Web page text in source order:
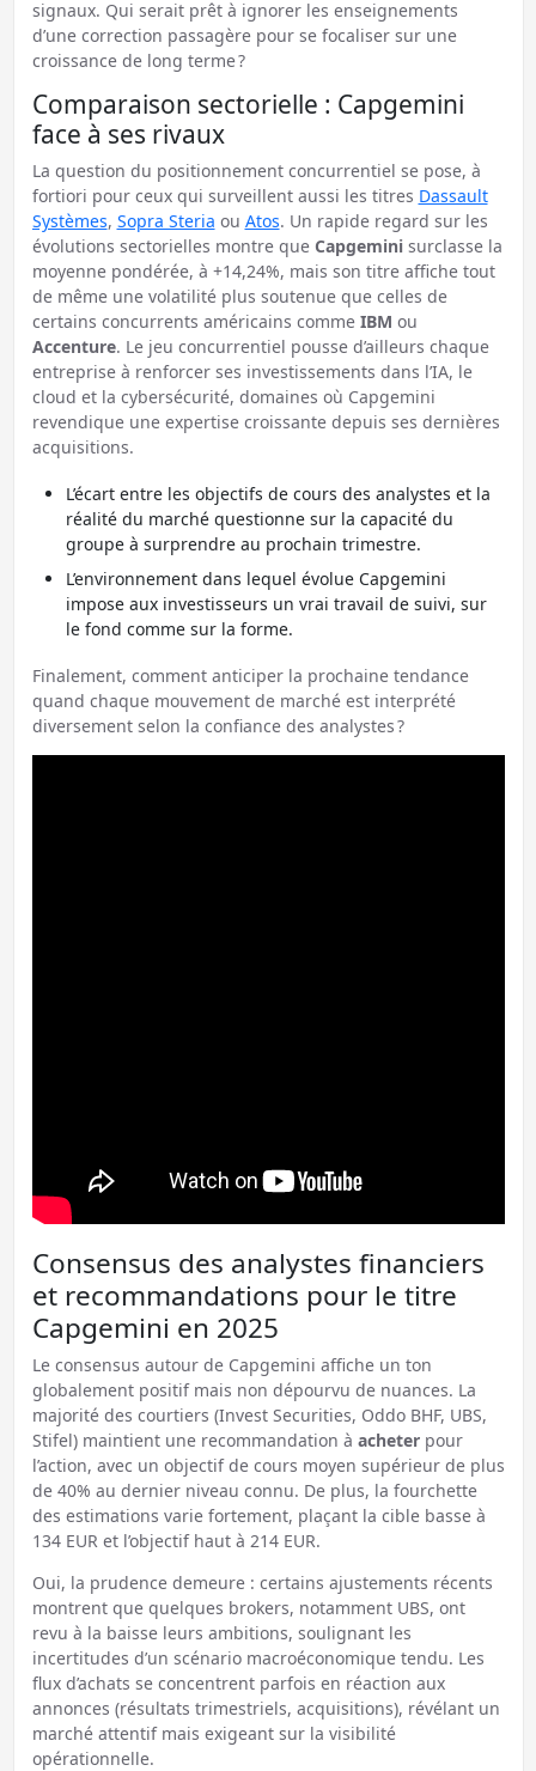
signaux. Qui serait prêt à ignorer les enseignements
d’une correction passagère pour se focaliser sur une
croissance de long terme ?
Comparaison sectorielle : Capgemini
face à ses rivaux
La question du positionnement concurrentiel se pose, à
fortiori pour ceux qui surveillent aussi les titres Dassault
Systèmes, Sopra Steria ou Atos. Un rapide regard sur les
évolutions sectorielles montre que Capgeminisurclasse la
moyenne pondérée, à +14,24%, mais son titre affiche tout
de même une volatilité plus soutenue que celles de
certains concurrents américains comme IBM ou
Accenture. Le jeu concurrentiel pousse d’ailleurs chaque
entreprise à renforcer ses investissements dans l’IA, le
cloud et la cybersécurité, domaines où Capgemini
revendique une expertise croissante depuis ses dernières
acquisitions.
L’écart entre les objectifs de cours des analystes et la
réalité du marché questionne sur la capacité du
groupe à surprendre au prochain trimestre.
L’environnement dans lequel évolue Capgemini
impose aux investisseurs un vrai travail de suivi, sur
le fond comme sur la forme.
Finalement, comment anticiper la prochaine tendance
quand chaque mouvement de marché est interprété
diversement selon la confiance des analystes ?
Consensus des analystes financiers
et recommandations pour le titre
Capgemini en 2025
Le consensus autour de Capgemini affiche un ton
globalement positif mais non dépourvu de nuances. La
majorité des courtiers (Invest Securities, Oddo BHF, UBS,
Stifel) maintient une recommandation à acheterpour
l’action, avec un objectif de cours moyen supérieur de plus
de 40% au dernier niveau connu. De plus, la fourchette
des estimations varie fortement, plaçant la cible basse à
134 EUR et l’objectif haut à 214 EUR.
Oui, la prudence demeure : certains ajustements récents
montrent que quelques brokers, notamment UBS, ont
revu à la baisse leurs ambitions, soulignant les
incertitudes d’un scénario macroéconomique tendu. Les
flux d’achats se concentrent parfois en réaction aux
annonces (résultats trimestriels, acquisitions), révélant un
marché attentif mais exigeant sur la visibilité
opérationnelle.